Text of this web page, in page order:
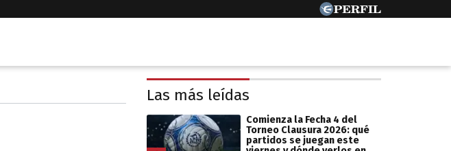
Las más leídas
Comienza la Fecha 4 del
Torneo Clausura 2026: qué
partidos se juegan este